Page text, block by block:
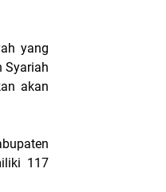
yang
Syariah
akan
117